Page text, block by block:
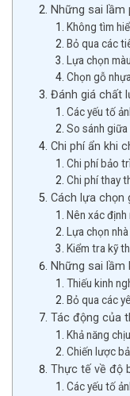
Những sai lầm
Không tìm
Bỏ qua các
Lựa chọn
Chọn gỗ
Đánh giá chất
Các yếu tố
So sánh
Chi phí ẩn khi
Chi phí bảo
Chi phí thay
Cách lựa chọn
Nên xác
Lựa chọn
Kiểm tra kỹ
Những sai lầm
Thiếu kinh
Bỏ qua các
Tác động của
Khả năng
Chiến lược
Thực tế về độ
Các yếu tố